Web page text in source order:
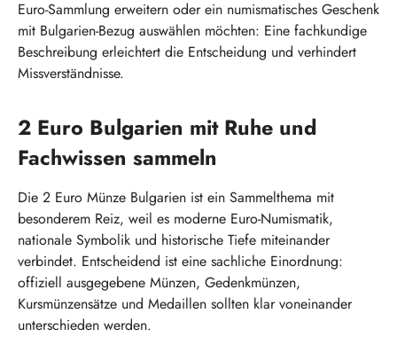
Euro-Sammlung erweitern oder ein numismatisches Geschenk
mit Bulgarien-Bezug auswählen möchten: Eine fachkundige
Beschreibung erleichtert die Entscheidung und verhindert
Missverständnisse.
2 Euro Bulgarien mit Ruhe und
Fachwissen sammeln
Die 2 Euro Münze Bulgarien ist ein Sammelthema mit
besonderem Reiz, weil es moderne Euro-Numismatik,
nationale Symbolik und historische Tiefe miteinander
verbindet. Entscheidend ist eine sachliche Einordnung:
offiziell ausgegebene Münzen, Gedenkmünzen,
Kursmünzensätze und Medaillen sollten klar voneinander
unterschieden werden.